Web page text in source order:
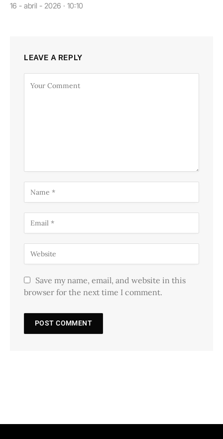
16 - abril - 2026 · 10:10
LEAVE A REPLY
Save my name, email, and website in this
browser for the next time I comment.